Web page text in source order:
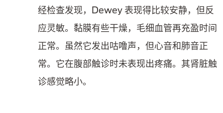
经检查发现，Dewey 表现得比较安静，但反
应灵敏。黏膜有些干燥，毛细血管再充盈时间
正常。虽然它发出咕噜声，但心音和肺音正
常。它在腹部触诊时未表现出疼痛。其肾脏触
诊感觉略小。